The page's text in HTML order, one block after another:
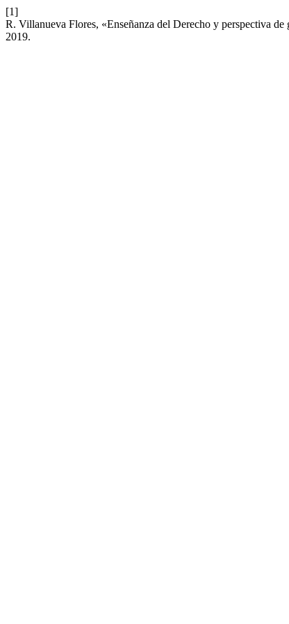
[1]
R. Villanueva Flores, «Enseñanza del Derecho y perspectiva
2019.